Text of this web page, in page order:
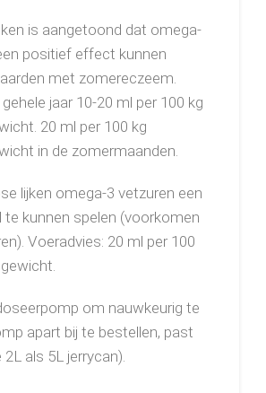
is aangetoond dat omega-
positief effect kunnen
met zomereczeem.
jaar 10-20 ml per 100 kg
20 ml per 100 kg
in de zomermaanden.
lijken omega-3 vetzuren een
te kunnen spelen (voorkomen
Voeradvies: 20 ml per 100
om nauwkeurig te
apart bij te bestellen, past
als 5L jerrycan).